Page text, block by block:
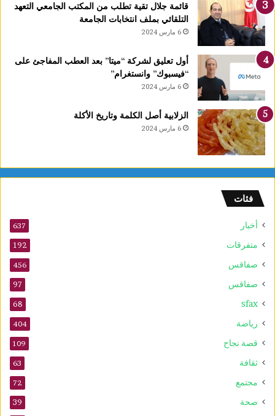
قائمة جلال تقية تطلب من المكتب الجامعي التعهد
التلقائي بملف انتخابات الجامعة
6 مارس 2024
أول تعليق لشركة “ميتا” بعد العطب المفاجئ على
“فيسبوك” وانستغرام”
6 مارس 2024
الزلابية أصل الكلمة وتاريخ الأكلة
6 مارس 2024
فئات
أخبار 637
متفرقات 192
صفاقس 456
صفاقس 97
sfax
68
رياضة 404
قصة نجاح 109
ثقافة 63
مجتمع 72
صحة 39